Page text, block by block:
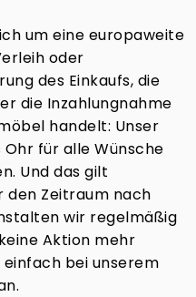
um eine europaweite
oder
des Einkaufs, die
die Inzahlungnahme
handelt: Unser
für alle Wünsche
Und das gilt
Zeitraum nach
wir regelmäßig
Aktion mehr
einfach bei unserem